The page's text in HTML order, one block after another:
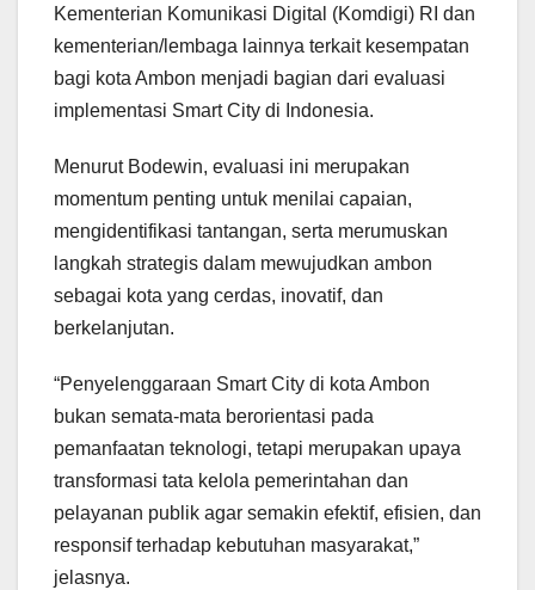
Kementerian Komunikasi Digital (Komdigi) RI dan
kementerian/lembaga lainnya terkait kesempatan
bagi kota Ambon menjadi bagian dari evaluasi
implementasi Smart City di Indonesia.
Menurut Bodewin, evaluasi ini merupakan
momentum penting untuk menilai capaian,
mengidentifikasi tantangan, serta merumuskan
langkah strategis dalam mewujudkan ambon
sebagai kota yang cerdas, inovatif, dan
berkelanjutan.
“Penyelenggaraan Smart City di kota Ambon
bukan semata-mata berorientasi pada
pemanfaatan teknologi, tetapi merupakan upaya
transformasi tata kelola pemerintahan dan
pelayanan publik agar semakin efektif, efisien, dan
responsif terhadap kebutuhan masyarakat,”
jelasnya.